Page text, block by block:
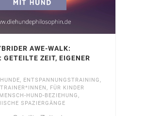
AWE-WALK:
GETEILTE ZEIT, EIGENER
, ENTSPANNUNGSTRAINING,
, FÜR KINDER
MENSCH-HUND-BEZIEHUNG,
SPAZIERGÄNGE